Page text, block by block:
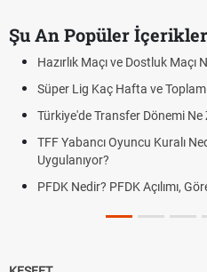
Şu An Popüler İçerikler
Hazırlık Maçı ve Dostluk
Süper Lig Kaç Hafta ve
Türkiye'de Transfer Dönemi
TFF Yabancı Oyuncu Kuralı
Uygulanıyor?
PFDK Nedir? PFDK Açılımı,